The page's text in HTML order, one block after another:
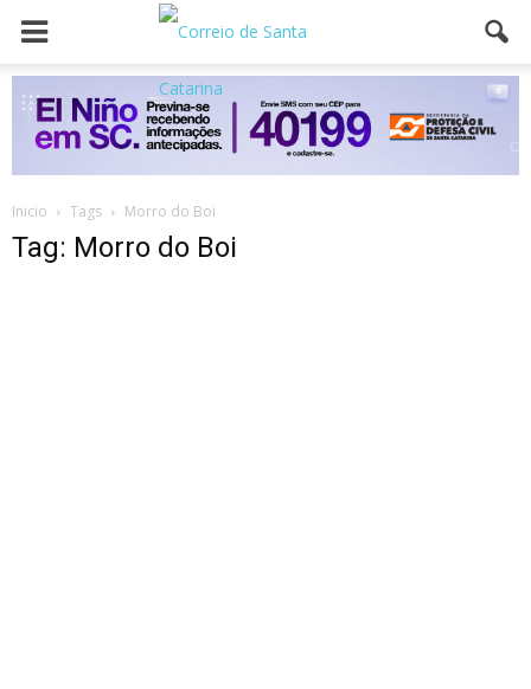
Inicio Tags Morro do Boi
Tag: Morro do Boi